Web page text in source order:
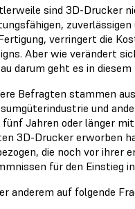
sind 3D-Drucker
verringert die
Aber wie verändert
darum geht es in
Befragten stammen
und
Jahren oder länger
3D-Drucker erworben
die noch vor ihrer
für den Einstieg
anderem auf folgende